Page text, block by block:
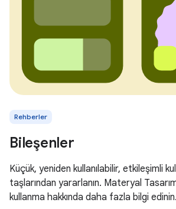
Rehberler
Bileşenler
Küçük, yeniden kullanılabilir, etkileşimli
taşlarından yararlanın. Materyal
kullanma hakkında daha fazla bilgi edinin.